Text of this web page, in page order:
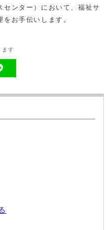
ンター）において、福祉サ
お手伝いします。
す